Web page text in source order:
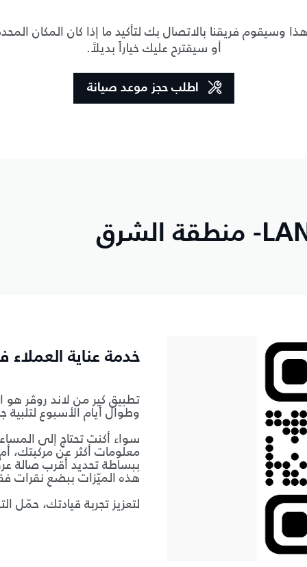
وسيقوم فريقنا بالاتصال بك لتأكيد ما إذا كان المكان
أو سيقترح عليك خياراً بديلاً.
اطلب حجز موعد صيانة
تطبيق LAND ROVER CARE- منطقة الشرق
خدمة عناية
تطبيق كير من لاند روڤر هو
وطوال أيام الأسبوع لتلبية
معلومات أكثر عن مركبتك،
ببساطة تحديد أقرب صالة
هذه الميّزات ببضع نقرات
لتعزيز تجربة قيادتك، حمّل